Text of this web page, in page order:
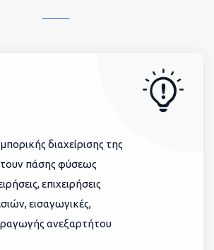
διαχείρισης της
πάσης φύσεως
επιχειρήσεις
εισαγωγικές,
ανεξαρτήτου